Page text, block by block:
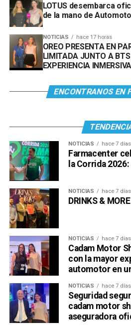
LOTUS desembarca
de la mano de
NOTICIAS hace 17 horas
OREO PRESENTA EN
LIMITADA JUNTO A
EXPERIENCIA
ENCONTRANOS EN
NOTICIAS hace 7 días
Farmacenter
la Corrida
NOTICIAS hace 7 días
DRINKS &
NOTICIAS hace 7 días
Cadam Motor
con la mayor
automotor en
NOTICIAS hace 7 días
Seguridad
cadam motor
aseguradora